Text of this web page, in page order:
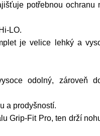
potřebnou ochranu
LO.
je velice lehký a
odolný, zároveň
a prodyšností.
Grip-Fit Pro, ten drží